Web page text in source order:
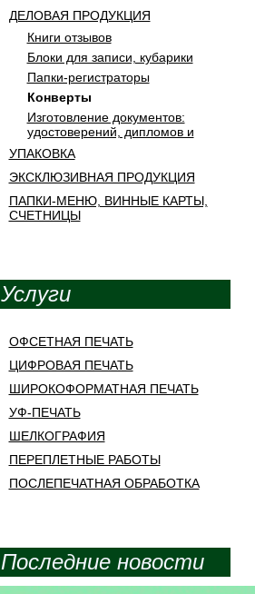
ДЕЛОВАЯ ПРОДУКЦИЯ
Книги отзывов
Блоки для записи, кубарики
Папки-регистраторы
Конверты
Изготовление документов:
удостоверений, дипломов и
УПАКОВКА
ЭКСКЛЮЗИВНАЯ ПРОДУКЦИЯ
ПАПКИ-МЕНЮ, ВИННЫЕ КАРТЫ,
СЧЕТНИЦЫ
Услуги
ОФСЕТНАЯ ПЕЧАТЬ
ЦИФРОВАЯ ПЕЧАТЬ
ШИРОКОФОРМАТНАЯ ПЕЧАТЬ
УФ-ПЕЧАТЬ
ШЕЛКОГРАФИЯ
ПЕРЕПЛЕТНЫЕ РАБОТЫ
ПОСЛЕПЕЧАТНАЯ ОБРАБОТКА
Последние новости